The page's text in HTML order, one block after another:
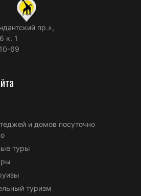
пр.»,
к. 1
69
и домов посуточно
туры
туризм